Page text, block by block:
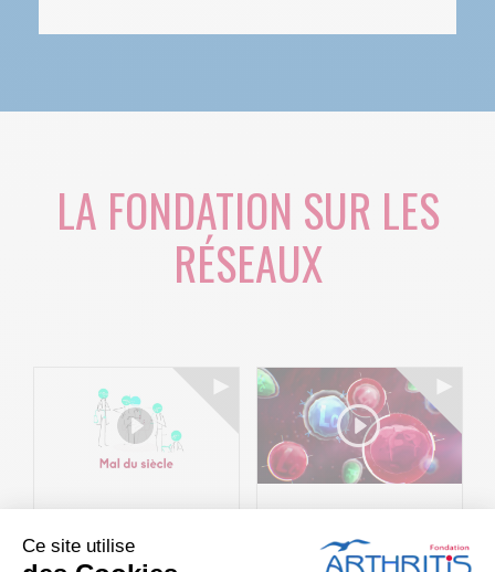
Ce site utilise
LA FONDATION SUR LES
RÉSEAUX
4P : Les
Cure-RA